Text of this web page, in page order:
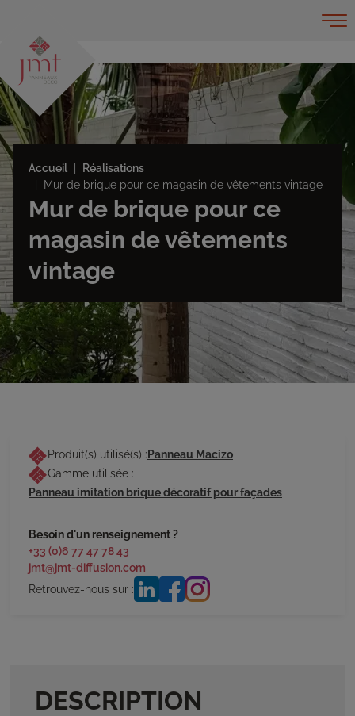
Accueil
Réalisations
Mur de brique pour ce magasin de vêtements vintage
Mur de brique pour ce
magasin de vêtements
vintage
Produit(s) utilisé(s) : Panneau Macizo
Gamme utilisée :
Panneau imitation brique décoratif pour façades
Besoin d'un renseignement ?
+33 (0)6 77 47 78 43
jmt@jmt-diffusion.com
Retrouvez-nous sur :
DESCRIPTION